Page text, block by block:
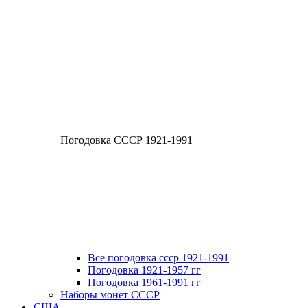
Погодовка СССР 1921-1991
Все погодовка ссср 1921-1991
Погодовка 1921-1957 гг
Погодовка 1961-1991 гг
Наборы монет СССР